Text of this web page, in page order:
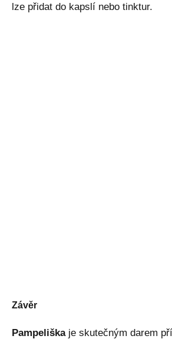
lze přidat do kapslí nebo tinktur.
Závěr
Pampeliškaje skutečným darem